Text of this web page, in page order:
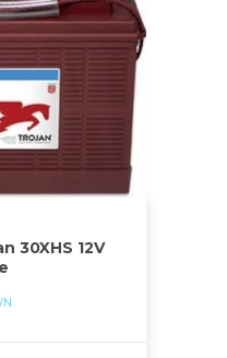
30XHS 12V